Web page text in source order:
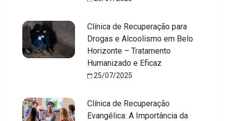
Clínica de Recuperação para
Drogas e Alcoolismo em Belo
Horizonte – Tratamento
Humanizado e Eficaz
25/07/2025
Clínica de Recuperação
Evangélica: A Importância da